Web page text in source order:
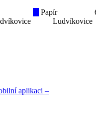
Papír
Ludvíkovice
aplikaci –